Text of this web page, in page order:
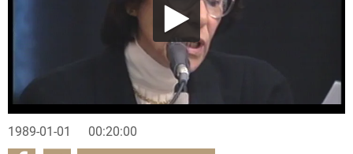
1989-01-01 00:20:00